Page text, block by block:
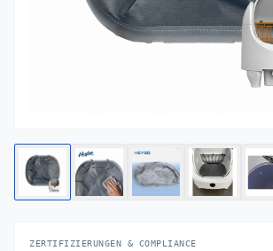
ZERTIFIZIERUNGEN & COMPLIANCE